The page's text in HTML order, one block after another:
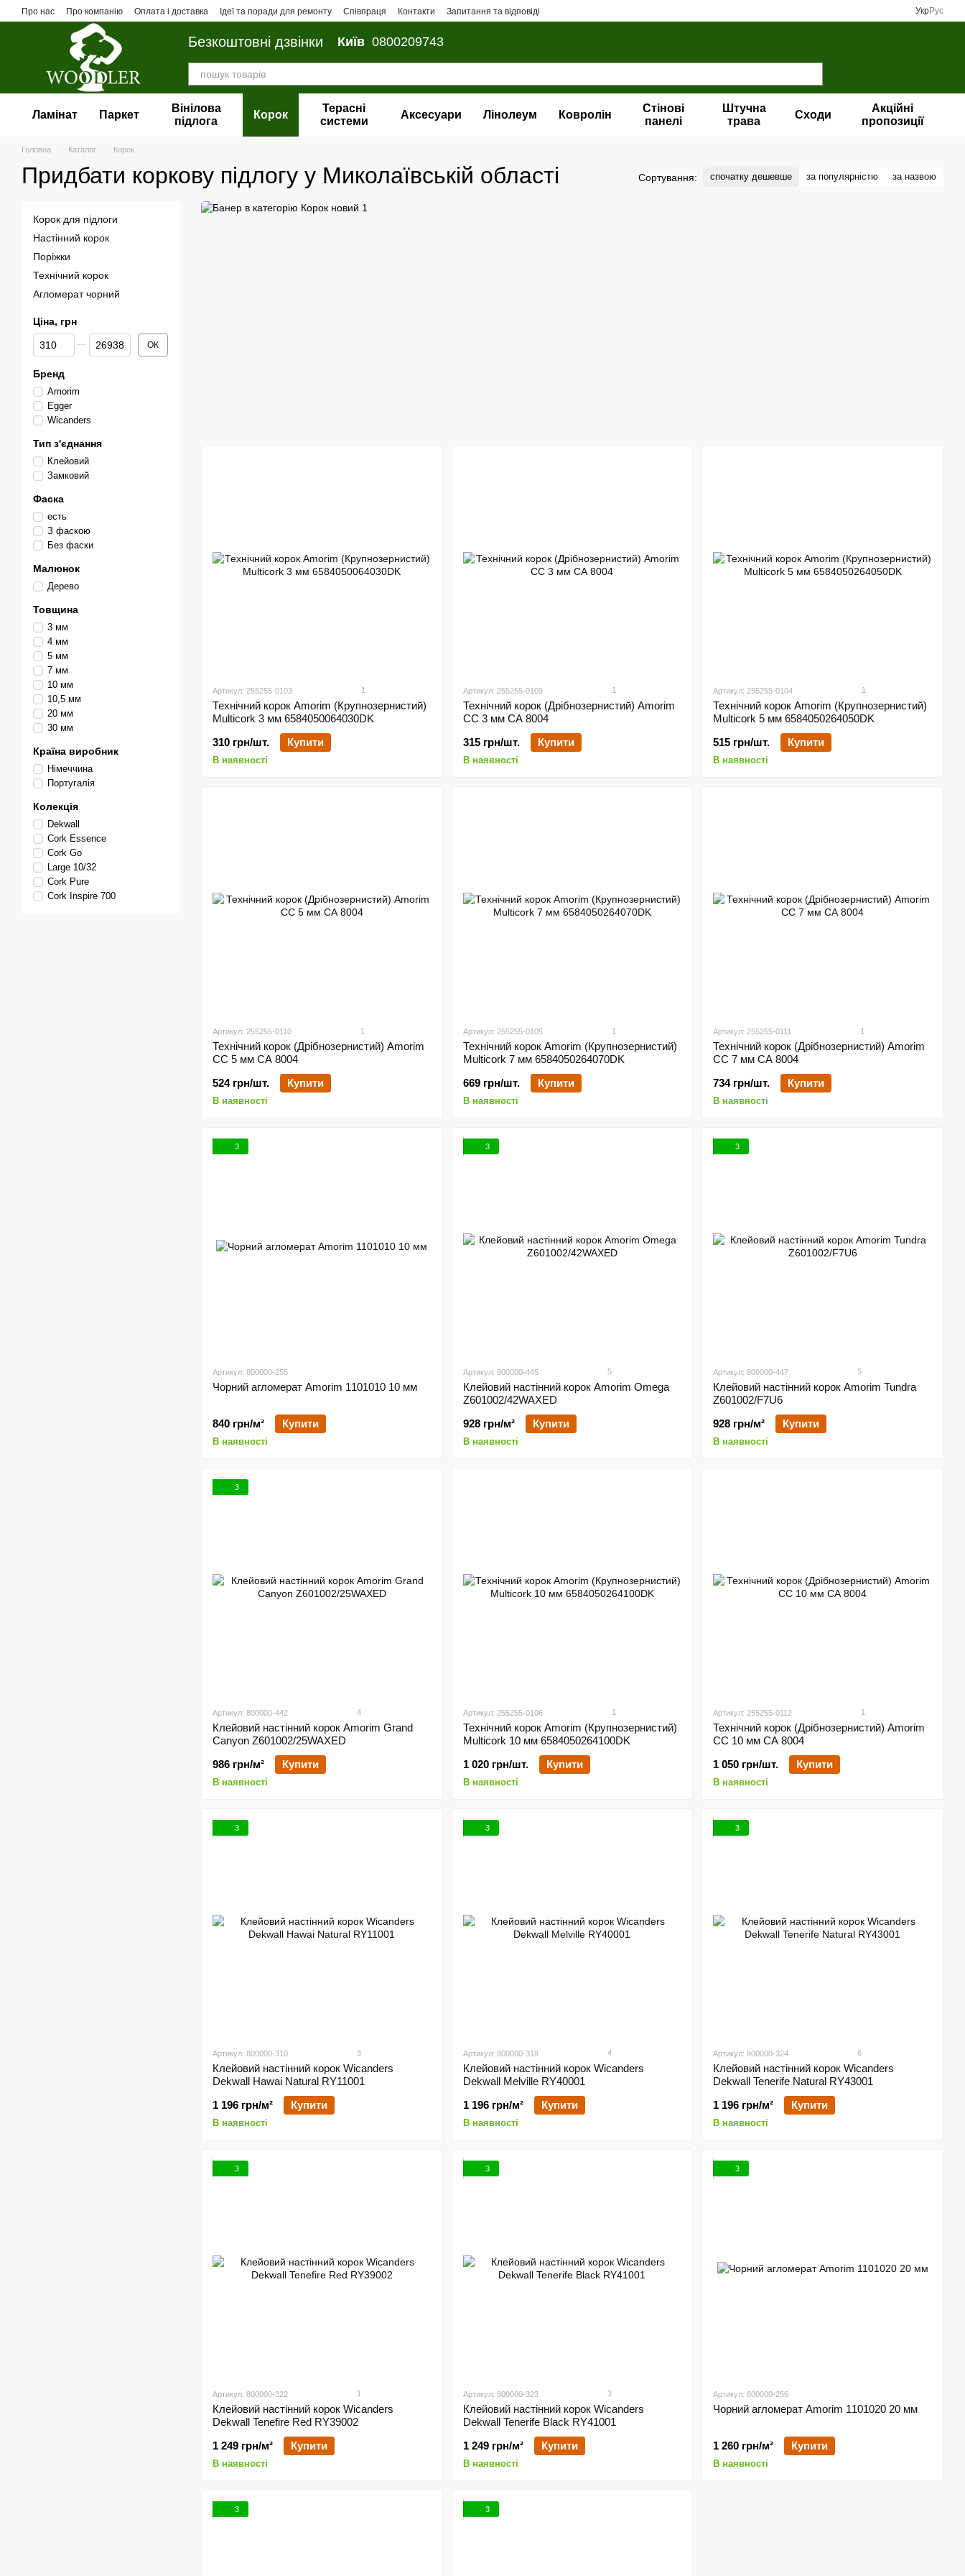
Перейти до основного контенту
Про нас Про компанію Оплата і доставка Ідеї та поради для ремонту Співпраця Контакти Запитання та відповіді УкрРус
Безкоштовні дзвінки Київ 0800209743
Ламінат Паркет
Вінілова
пiдлога
Корок
Терасні
системи
Аксесуари Лінолеум Ковролін
Стінові
панелі
Штучна
трава
Сходи
Акційні
пропозиції
Головна Каталог Корок
Придбати коркову підлогу у Миколаївській області Сортування: спочатку дешевше за популярністю за назвою
Артикул: 255255-0103 1
Технічний корок Amorim (Крупнозернистий)
Multicork 3 мм 6584050064030DK
310 грн/шт.
Купити
В наявності
Артикул: 255255-0109 1
Технічний корок (Дрібнозернистий) Amorim
CC 3 мм СА 8004
315 грн/шт.
Купити
В наявності
Артикул: 255255-0104 1
Технічний корок Amorim (Крупнозернистий)
Multicork 5 мм 6584050264050DK
515 грн/шт.
Купити
В наявності
Артикул: 255255-0110 1
Технічний корок (Дрібнозернистий) Amorim
CC 5 мм СА 8004
524 грн/шт.
Купити
В наявності
Артикул: 255255-0105 1
Технічний корок Amorim (Крупнозернистий)
Multicork 7 мм 6584050264070DK
669 грн/шт.
Купити
В наявності
Артикул: 255255-0111 1
Технічний корок (Дрібнозернистий) Amorim
CC 7 мм СА 8004
734 грн/шт.
Купити
В наявності
3
Артикул: 800000-255
Чорний агломерат Amorim 1101010 10 мм
840 грн/м² Купити
В наявності
3
Артикул: 800000-445 5
Клейовий настінний корок Amorim Omega
Z601002/42WAXED
928 грн/м²
Купити
В наявності
3
Артикул: 800000-447 5
Клейовий настінний корок Amorim Tundra
Z601002/F7U6
928 грн/м²
Купити
В наявності
3
Артикул: 800000-442 4
Клейовий настінний корок Amorim Grand
Canyon Z601002/25WAXED
986 грн/м²
Купити
В наявності
Артикул: 255255-0106 1
Технічний корок Amorim (Крупнозернистий)
Multicork 10 мм 6584050264100DK
1 020 грн/шт.
Купити
В наявності
Артикул: 255255-0112 1
Технічний корок (Дрібнозернистий) Amorim
CC 10 мм СА 8004
1 050 грн/шт.
Купити
В наявності
3
Артикул: 800000-310 3
Клейовий настінний корок Wicanders
Dekwall Hawai Natural RY11001
1 196 грн/м²
Купити
В наявності
3
Артикул: 800000-318 4
Клейовий настінний корок Wicanders
Dekwall Melville RY40001
1 196 грн/м²
Купити
В наявності
3
Артикул: 800000-324 6
Клейовий настінний корок Wicanders
Dekwall Tenerife Natural RY43001
1 196 грн/м²
Купити
В наявності
3
Артикул: 800000-322 1
Клейовий настінний корок Wicanders
Dekwall Tenefire Red RY39002
1 249 грн/м²
Купити
В наявності
3
Артикул: 800000-323 3
Клейовий настінний корок Wicanders
Dekwall Tenerife Black RY41001
1 249 грн/м²
Купити
В наявності
3
Артикул: 800000-256
Чорний агломерат Amorim 1101020 20 мм
1 260 грн/м² Купити
В наявності
3 3
Корок для підлоги
Настінний корок
Поріжки
Технічний корок
Агломерат чорний
Ціна, грн
Від Ціна, грн
До Ціна, грн ОК
Бренд
Amorim
Egger
Wicanders
Тип з'єднання
Клейовий
Замковий
Фаска
есть
З фаскою
Без фаски
Малюнок
Дерево
Товщина
3 мм
4 мм
5 мм
7 мм
10 мм
10,5 мм
20 мм
30 мм
Країна виробник
Німеччина
Португалія
Колекція
Dekwall
Cork Essence
Cork Go
Large 10/32
Cork Pure
Cork Inspire 700